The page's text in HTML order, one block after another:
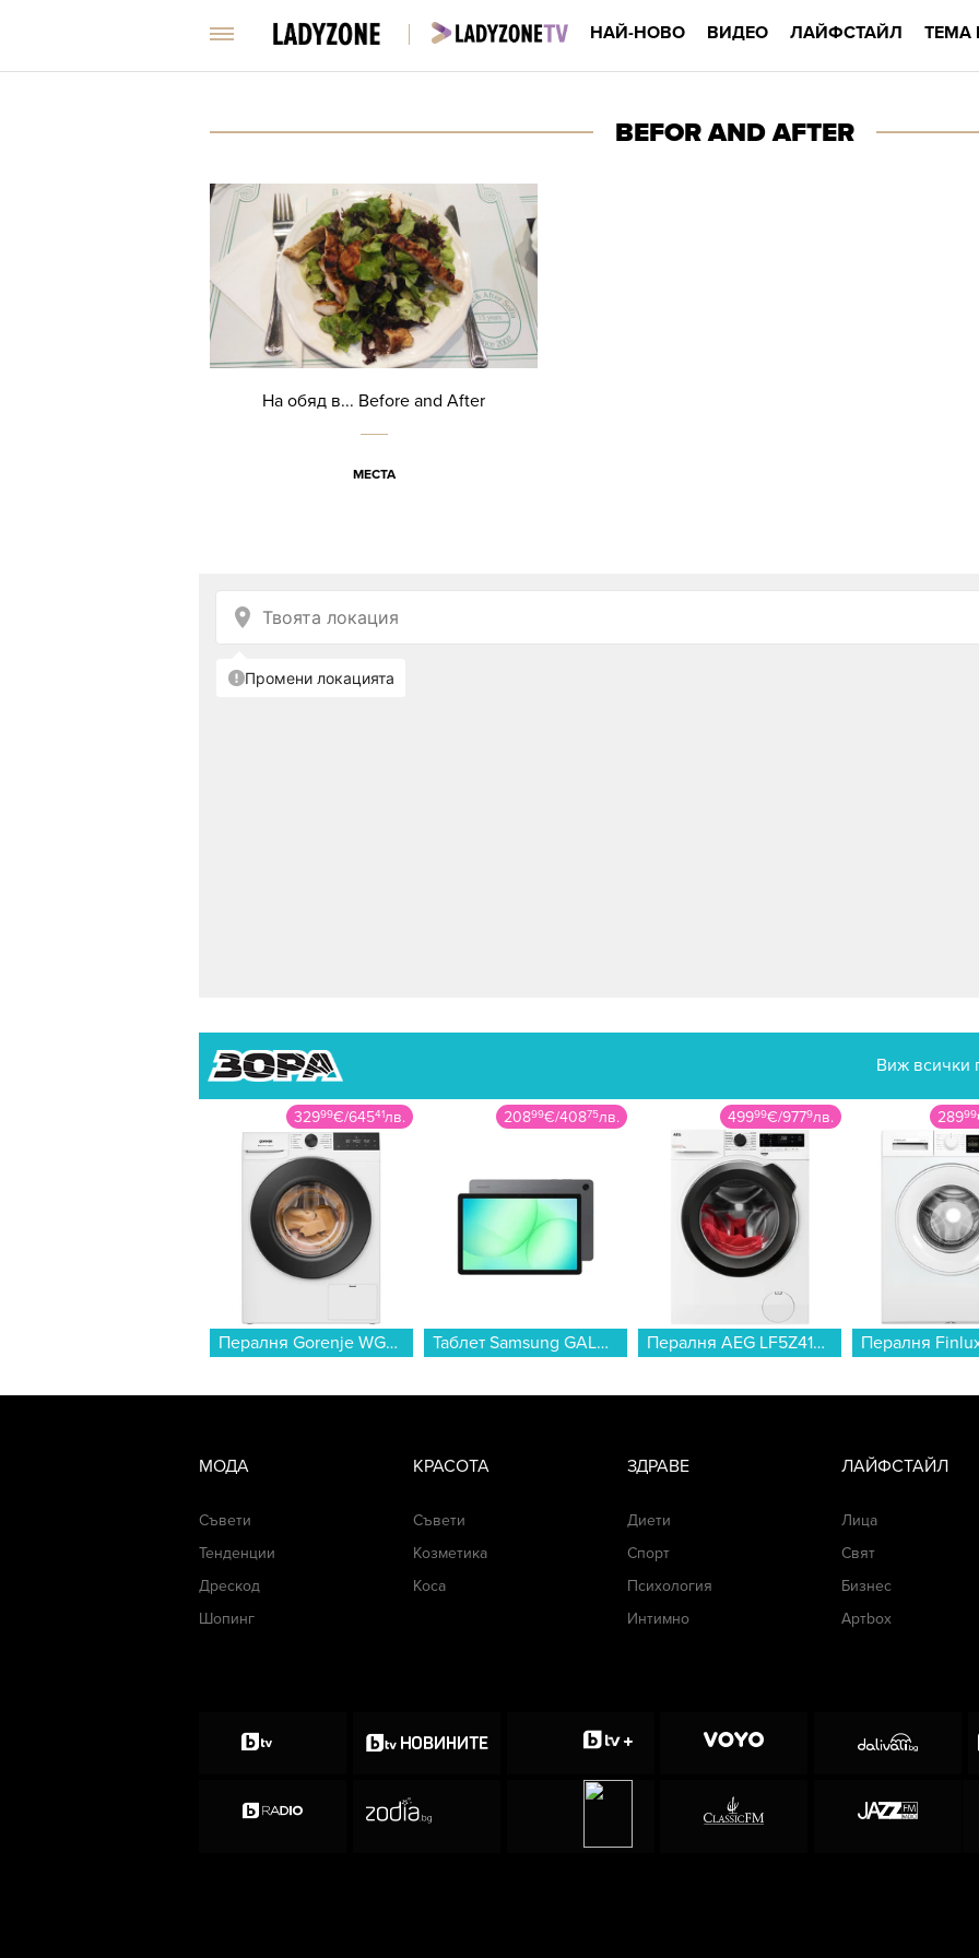
НАЙ-НОВО ВИДЕО ЛАЙФСТАЙЛ ТЕМА
BEFOR AND AFTER
На обяд в... Beforе and After
МЕСТА
Виж всички
32999€/64541лв.
Пералня Gorenje WG474A21 , 1400 об./мин., 7.00 kg, A , Бял...
20899€/40875лв.
Таблет Samsung GALAXY TAB A11+ WIFI GRAY 128/6GB SM-X230NZAR , 128 GB, 6 GB...
49999€/9779лв.
Пералня AEG LF5Z41BE , 10.00 kg, 1400 об./мин., A , Бял...
28999
МОДА
Съвети
Тенденции
Дрескод
Шопинг
КРАСОТА
Съвети
Козметика
Коса
ЗДРАВЕ
Диети
Спорт
Психология
Интимно
ЛАЙФСТАЙЛ
Лица
Свят
Бизнес
Артbox